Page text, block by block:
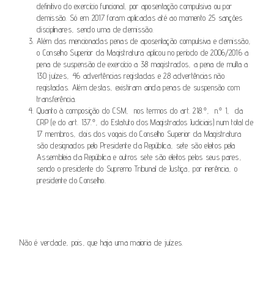
definitivo do exercício funcional, por aposentação compulsiva ou por
demissão. Só em 2017 foram aplicadas até ao momento 25 sanções
disciplinares, sendo uma de demissão.
Além das mencionadas penas de aposentação compulsiva e demissão,
o Conselho Superior da Magistratura aplicou no período de 2006/2016 a
pena de suspensão de exercício a 38 magistrados, a pena de multa a
130 juízes, 46 advertências registadas e 28 advertências não
registadas. Além destas, existiram ainda penas de suspensão com
transferência.
Quanto à composição do CSM, nos termos do art. 218.º, n.º 1, da
CRP (e do art. 137.º, do Estatuto dos Magistrados Judiciais) num total de
17 membros, dois dos vogais do Conselho Superior da Magistratura
são designados pelo Presidente da República, sete são eleitos pela
Assembleia da República e outros sete são eleitos pelos seus pares,
sendo o presidente do Supremo Tribunal de Justiça, por inerência, o
presidente do Conselho.
Não é verdade, pois, que haja uma maioria de juízes.